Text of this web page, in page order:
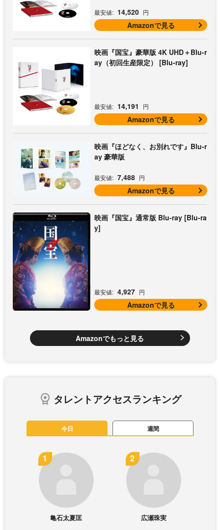
最安値: 14,520 円
Amazonで見る
映画『国宝』豪華版 4K UHD＋Blu-r
ay（初回生産限定） [Blu-ray]
最安値: 14,191 円
Amazonで見る
映画『ほどなく、お別れです』Blu-r
ay 豪華版
最安値: 7,488 円
Amazonで見る
映画『国宝』通常版 Blu-ray [Blu-ra
y]
最安値: 4,927 円
Amazonで見る
Amazonでもっと見る
タレントアクセスランキング
今日 週間
亀石太夏匡 広瀬珠実